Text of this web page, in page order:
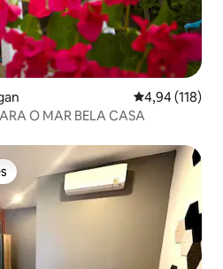
4,94 de uma
4,94 (118)
O MAR BELA CASA
dos hóspedes